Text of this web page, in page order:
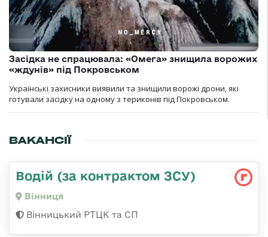
Засідка не спрацювала: «Омега» знищила ворожих
«ждунів» під Покровськом
Українські захисники виявили та знищили ворожі дрони, які
готували засідку на одному з териконів під Покровськом.
ВАКАНСІЇ
Водій (за контрактом ЗСУ)
Вінниця
Вінницький РТЦК та СП